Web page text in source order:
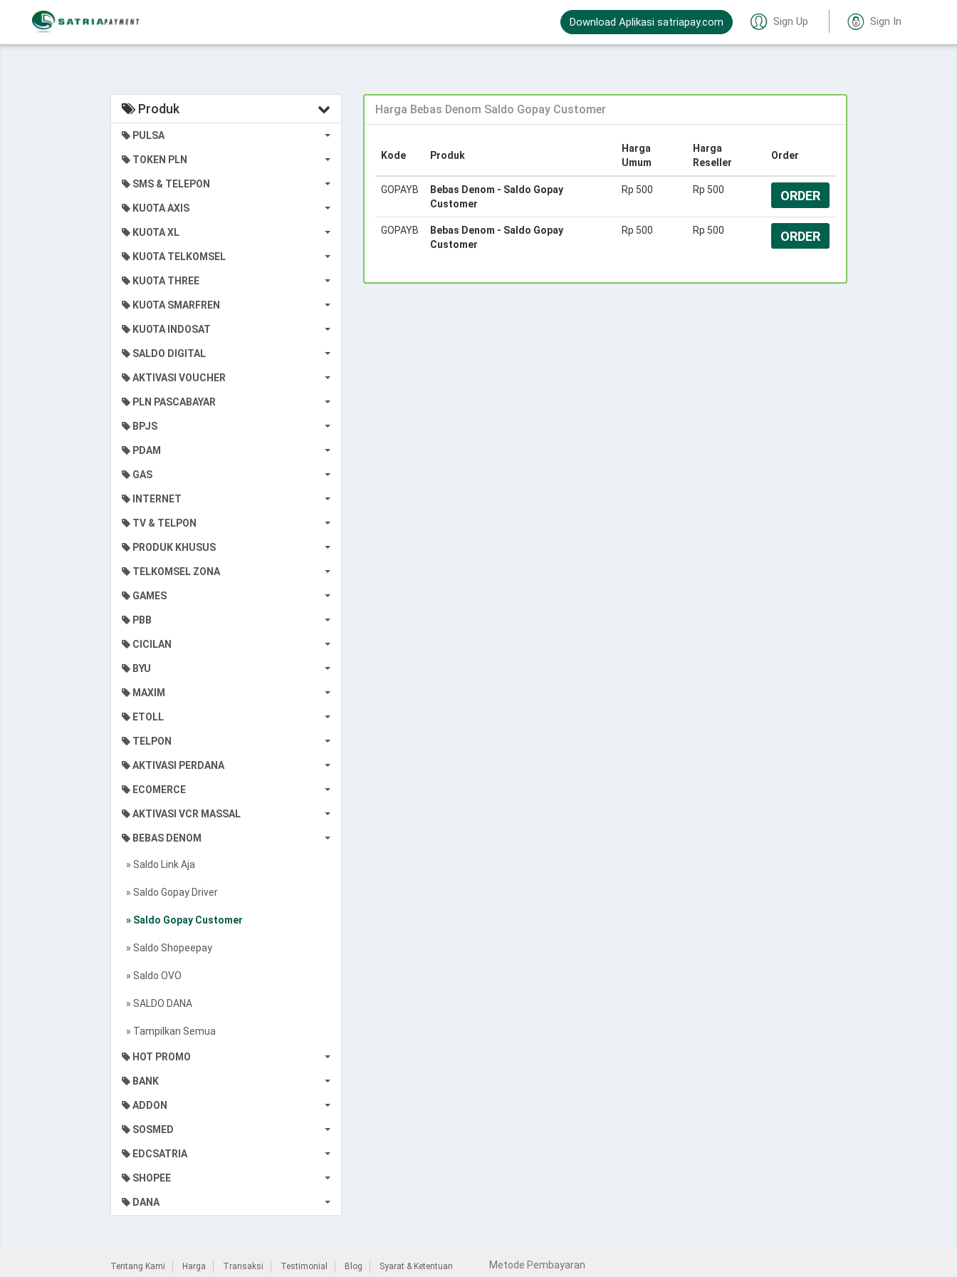
Download Aplikasi satriapay.com Sign Up Sign In
Produk
PULSA
TOKEN PLN
SMS & TELEPON
KUOTA AXIS
KUOTA XL
KUOTA TELKOMSEL
KUOTA THREE
KUOTA SMARFREN
KUOTA INDOSAT
SALDO DIGITAL
AKTIVASI VOUCHER
PLN PASCABAYAR
BPJS
PDAM
GAS
INTERNET
TV & TELPON
PRODUK KHUSUS
TELKOMSEL ZONA
GAMES
PBB
CICILAN
BYU
MAXIM
ETOLL
TELPON
AKTIVASI PERDANA
ECOMERCE
AKTIVASI VCR MASSAL
BEBAS DENOM
» Saldo Link Aja
» Saldo Gopay Driver
» Saldo Gopay Customer
» Saldo Shopeepay
» Saldo OVO
» SALDO DANA
» Tampilkan Semua
HOT PROMO
BANK
ADDON
SOSMED
EDCSATRIA
SHOPEE
DANA
Harga Bebas Denom Saldo Gopay Customer
Kode Produk
Harga
Umum
Harga
Reseller
Order
GOPAYB
Bebas Denom - Saldo Gopay
Customer
Rp 500 Rp 500 ORDER
GOPAYB
Bebas Denom - Saldo Gopay
Customer
Rp 500 Rp 500 ORDER
Tentang Kami Harga Transaksi Testimonial Blog Syarat & Ketentuan Metode Pembayaran